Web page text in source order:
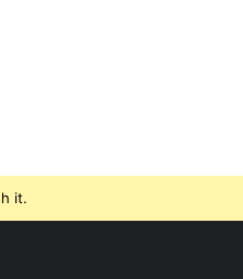
it.